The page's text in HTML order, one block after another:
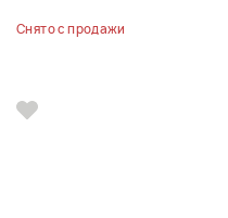
Снято с продажи